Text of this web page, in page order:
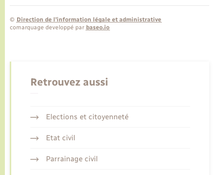
© Direction de l’information légale et administrative
comarquage developpé par baseo.io
Retrouvez aussi
Elections et citoyenneté
Etat civil
Parrainage civil